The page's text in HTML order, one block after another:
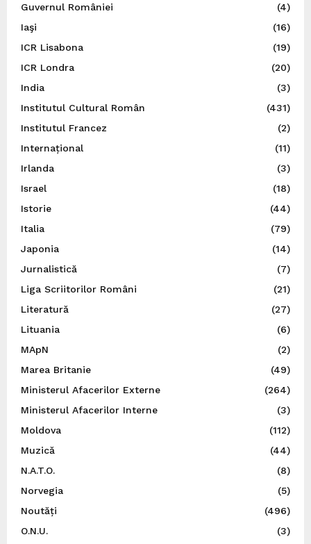
Guvernul României
(4)
Iaşi
(16)
ICR Lisabona
(19)
ICR Londra
(20)
India
(3)
Institutul Cultural Român
(431)
Institutul Francez
(2)
Internațional
(11)
Irlanda
(3)
Israel
(18)
Istorie
(44)
Italia
(79)
Japonia
(14)
Jurnalistică
(7)
Liga Scriitorilor Români
(21)
Literatură
(27)
Lituania
(6)
MApN
(2)
Marea Britanie
(49)
Ministerul Afacerilor Externe
(264)
Ministerul Afacerilor Interne
(3)
Moldova
(112)
Muzică
(44)
N.A.T.O.
(8)
Norvegia
(5)
Noutăți
(496)
O.N.U.
(3)